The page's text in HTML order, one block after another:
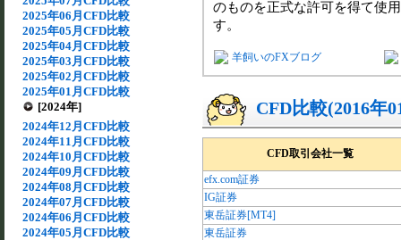
2025年06月CFD比較
2025年05月CFD比較
2025年04月CFD比較
2025年03月CFD比較
2025年02月CFD比較
2025年01月CFD比較
[2024年]
2024年12月CFD比較
2024年11月CFD比較
2024年10月CFD比較
2024年09月CFD比較
2024年08月CFD比較
2024年07月CFD比較
2024年06月CFD比較
2024年05月CFD比較
のものを正式な許可を得て使
す。
羊飼いのFXブログ
CFD比較(2016年
CFD取引会社一覧
efx.com証券
IG証券
東岳証券[MT4]
東岳証券